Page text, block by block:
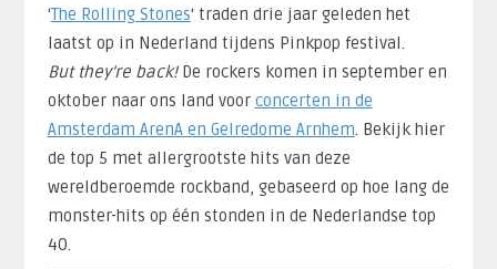
‘The Rolling Stones‘ traden drie jaar geleden het
laatst op in Nederland tijdens Pinkpop festival.
But they’re back!De rockers komen in september en
oktober naar ons land voor concerten in de
Amsterdam ArenA en Gelredome Arnhem. Bekijk hier
de top 5 met allergrootste hits van deze
wereldberoemde rockband, gebaseerd op hoe lang de
monster-hits op één stonden in de Nederlandse top
40.